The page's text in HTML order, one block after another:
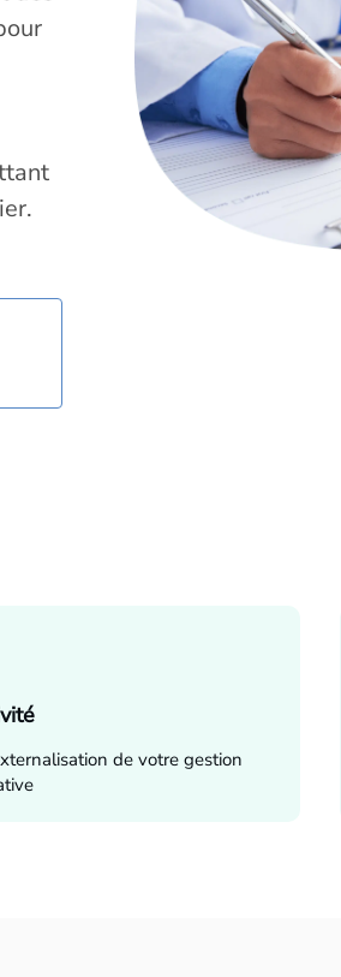
de votre gestion